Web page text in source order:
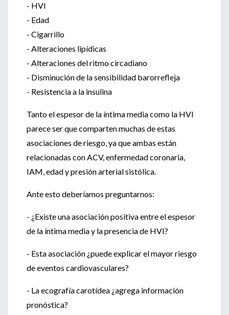
- HVI
- Edad
- Cigarrillo
- Alteraciones lipídicas
- Alteraciones del ritmo circadiano
- Disminución de la sensibilidad barorrefleja
- Resistencia a la insulina
Tanto el espesor de la íntima media como la HVI
parece ser que comparten muchas de estas
asociaciones de riesgo, ya que ambas están
relacionadas con ACV, enfermedad coronaria,
IAM, edad y presión arterial sistólica.
Ante esto deberíamos preguntarnos:
- ¿Existe una asociación positiva entre el espesor
de la íntima media y la presencia de HVI?
- Esta asociación ¿puede explicar el mayor riesgo
de eventos cardiovasculares?
- La ecografía carotídea ¿agrega información
pronóstica?